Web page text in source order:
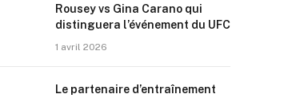
Rousey vs Gina Carano qui
distinguera l’événement du UFC
1 avril 2026
Le partenaire d’entraînement